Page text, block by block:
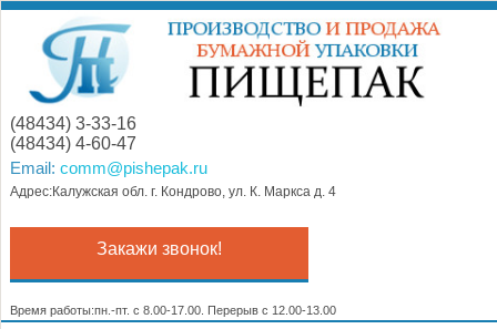
(48434) 3-33-16
(48434) 4-60-47
Email: comm@pishepak.ru
Адрес:Калужская обл. г. Кондрово, ул. К. Маркса д. 4
Закажи звонок!
Время работы:пн.-пт. с 8.00-17.00. Перерыв с 12.00-13.00